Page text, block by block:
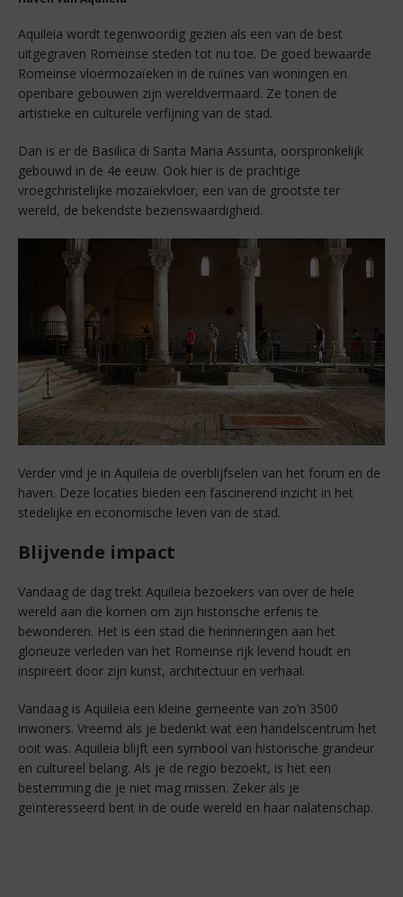
Aquileia wordt tegenwoordig gezien als een van de best
uitgegraven Romeinse steden tot nu toe. De goed bewaarde
Romeinse vloermozaïeken in de ruïnes van woningen en
openbare gebouwen zijn wereldvermaard. Ze tonen de
artistieke en culturele verfijning van de stad.
Dan is er de Basilica di Santa Maria Assunta, oorspronkelijk
gebouwd in de 4e eeuw. Ook hier is de prachtige
vroegchristelijke mozaïekvloer, een van de grootste ter
wereld, de bekendste bezienswaardigheid.
Verder vind je in Aquileia de overblijfselen van het forum en de
haven. Deze locaties bieden een fascinerend inzicht in het
stedelijke en economische leven van de stad.
Blijvende impact
Vandaag de dag trekt Aquileia bezoekers van over de hele
wereld aan die komen om zijn historische erfenis te
bewonderen. Het is een stad die herinneringen aan het
glorieuze verleden van het Romeinse rijk levend houdt en
inspireert door zijn kunst, architectuur en verhaal.
Vandaag is Aquileia een kleine gemeente van zo’n 3500
inwoners. Vreemd als je bedenkt wat een handelscentrum het
ooit was. Aquileia blijft een symbool van historische grandeur
en cultureel belang. Als je de regio bezoekt, is het een
bestemming die je niet mag missen. Zeker als je
geïnteresseerd bent in de oude wereld en haar nalatenschap.